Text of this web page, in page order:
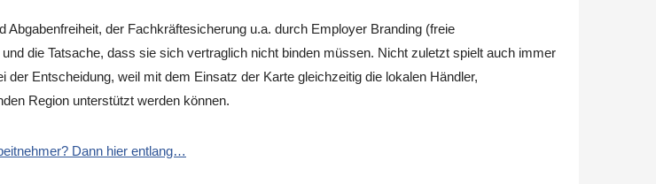
Abgabenfreiheit, der Fachkräftesicherung u.a. durch Employer Branding (freie
die Tatsache, dass sie sich vertraglich nicht binden müssen. Nicht zuletzt spielt auch immer
Entscheidung, weil mit dem Einsatz der Karte gleichzeitig die lokalen Händler,
Region unterstützt werden können.
Dann hier entlang…